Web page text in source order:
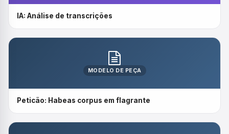
IA: Análise de transcrições
MODELO DE PEÇA
Peticão: Habeas corpus em flagrante